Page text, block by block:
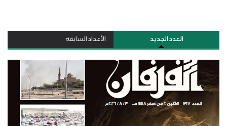
العدد الجديد الأعداد السابقة